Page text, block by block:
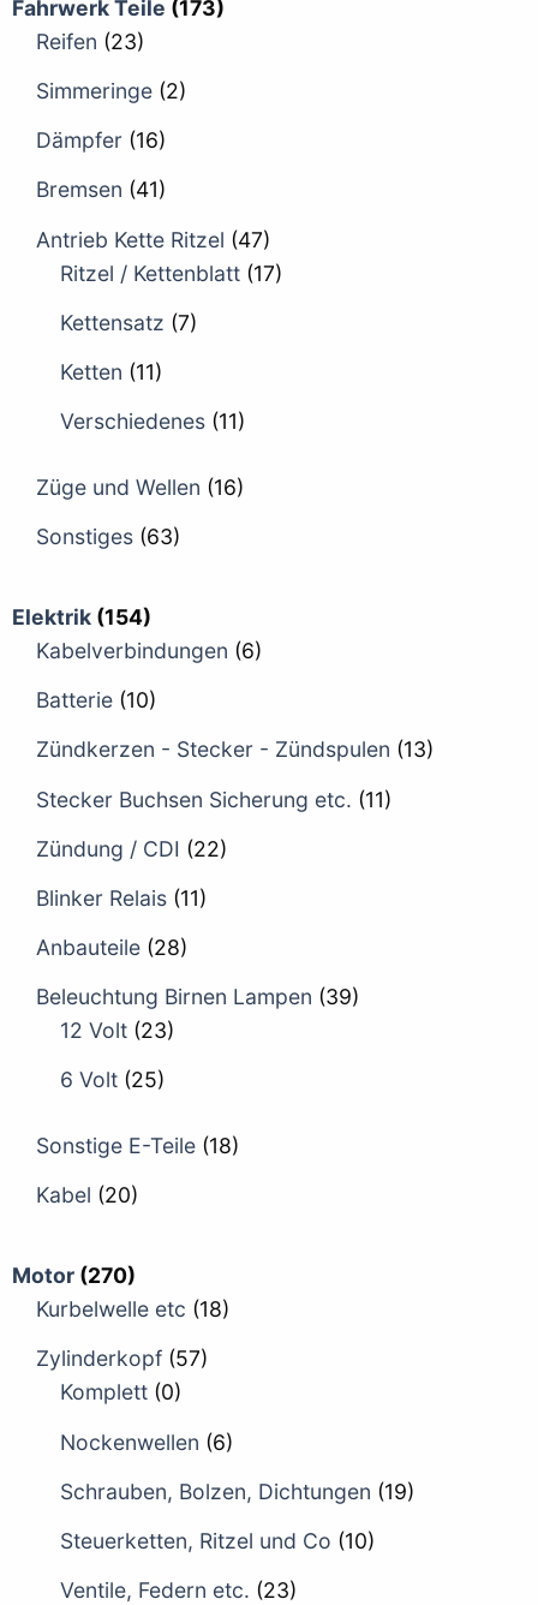
Fahrwerk Teile (173)
Reifen (23)
Simmeringe (2)
Dämpfer (16)
Bremsen (41)
Antrieb Kette Ritzel (47)
Ritzel / Kettenblatt (17)
Kettensatz (7)
Ketten (11)
Verschiedenes (11)
Züge und Wellen (16)
Sonstiges (63)
Elektrik (154)
Kabelverbindungen (6)
Batterie (10)
Zündkerzen - Stecker - Zündspulen (13)
Stecker Buchsen Sicherung etc. (11)
Zündung / CDI (22)
Blinker Relais (11)
Anbauteile (28)
Beleuchtung Birnen Lampen (39)
12 Volt (23)
6 Volt (25)
Sonstige E-Teile (18)
Kabel (20)
Motor (270)
Kurbelwelle etc (18)
Zylinderkopf (57)
Komplett (0)
Nockenwellen (6)
Schrauben, Bolzen, Dichtungen (19)
Steuerketten, Ritzel und Co (10)
Ventile, Federn etc. (23)